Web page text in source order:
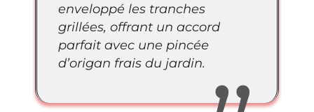
enveloppé les tranches
grillées, offrant un accord
parfait avec une pincée
d’origan frais du jardin.